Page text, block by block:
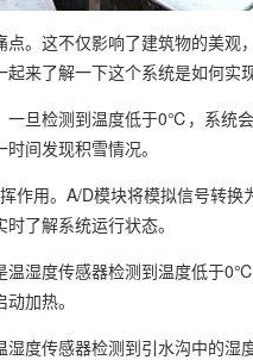
。这不仅影响了建筑物的美
来了解一下这个系统是如何实
旦检测到温度低于0℃，系统
间发现积雪情况。
作用。A/D模块将模拟信号转
了解系统运行状态。
湿度传感器检测到温度低于
加热。
度传感器检测到引水沟中的